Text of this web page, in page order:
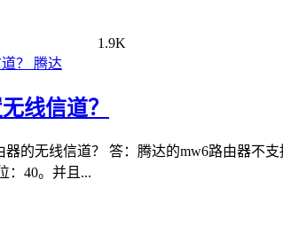
1.9K
腾达
线信道？
的无线信道？ 答：腾达的mw6路由器不
：40。并且...